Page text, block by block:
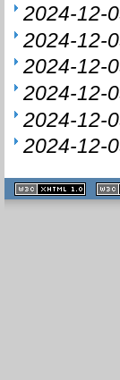
2024-12-
2024-12-
2024-12-
2024-12-
2024-12-
2024-12-
1.1 valide
2.0